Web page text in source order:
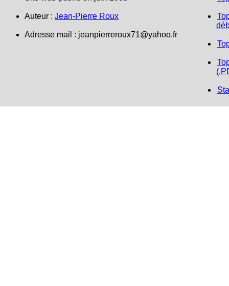
Auteur : Jean-Pierre Roux
Adresse mail : jeanpierreroux71@yahoo.fr